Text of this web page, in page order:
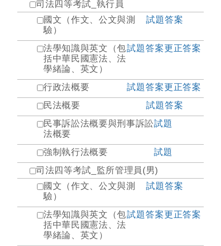
司法四等考試_執行員
國文（作文、公文與測
驗）
試題答案
法學知識與英文（包
括中華民國憲法、法
學緒論、英文）
試題答案更正答案
行政法概要 試題答案更正答案
民法概要
試題答案
民事訴訟法概要與刑事訴訟
法概要
試題
強制執行法概要
試題
司法四等考試_監所管理員(男)
國文（作文、公文與測
驗）
試題答案
法學知識與英文（包
括中華民國憲法、法
學緒論、英文）
試題答案更正答案